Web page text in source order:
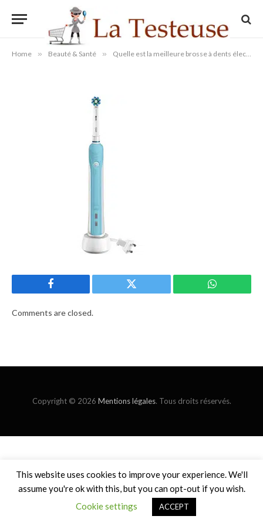
Home » Beauté & Santé » Quelle est la meilleure brosse à dents électrique en 2025 ?
ByAdministrateur
09/08/2022
Updated: 09/08/2022
Facebook Twitter WhatsApp
Comments are closed.
Copyright © 2026 Mentions légales. Tous droits réservés.
This website uses cookies to improve your experience. We'll
assume you're ok with this, but you can opt-out if you wish.
Cookie settings
ACCEPT